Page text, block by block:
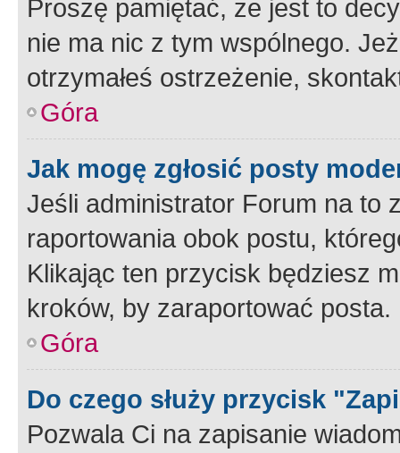
Proszę pamiętać, że jest to
nie ma nic z tym wspólnego.
otrzymałeś ostrzeżenie,
Góra
Jak mogę zgłosić posty
Jeśli administrator Forum na to
raportowania obok postu,
Klikając ten przycisk będziesz
kroków, by zaraportować posta.
Góra
Do czego służy przycisk
Pozwala Ci na zapisanie